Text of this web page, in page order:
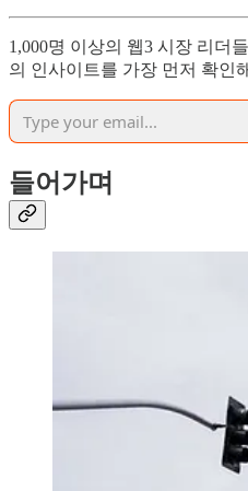
1,000명 이상의 웹3 시장 리더
의 인사이트를 가장 먼저 확인
들어가며